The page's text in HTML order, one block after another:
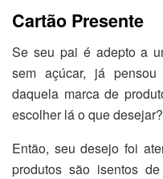
Cartão Presente
Se seu pai é adepto a
sem açúcar, já
daquela marca de
escolher lá o que desejar?
Então, seu desejo foi
produtos são isentos